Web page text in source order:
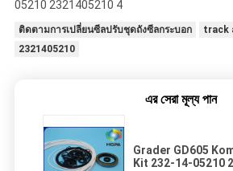
ติดตามการเปลี่ยนซีลปรับชุดถังซีลกระบอก
track
2321405210
এর সেরা মূল্য পান
Grader GD605
Kit 232-14-05210